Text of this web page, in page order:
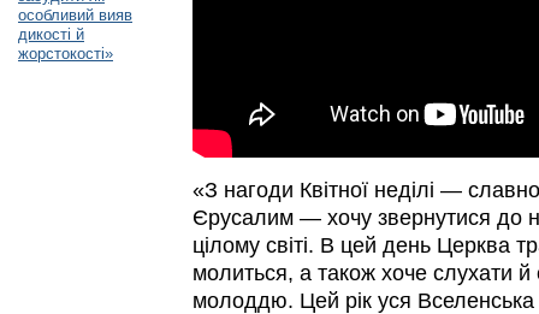
особливий вияв
дикості й
жорстокості»
«З нагоди Квітної неділі —
Єрусалим — хочу звернутися до
цілому світі. В цей день Церква
молиться, а також хоче слухати й
молоддю. Цей рік уся